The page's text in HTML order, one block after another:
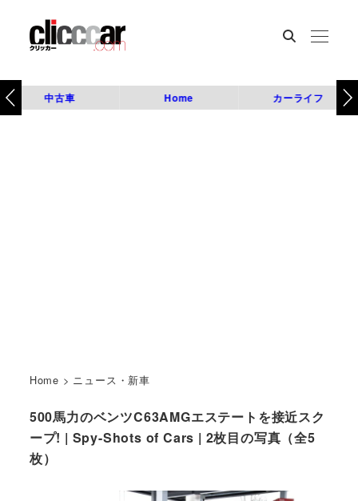
中古車 Home カーライフ
Home > ニュース・新車
500馬力のベンツC63AMGエステートを接近スク
ープ! | Spy-Shots of Cars | 2枚目の写真（全5
枚）